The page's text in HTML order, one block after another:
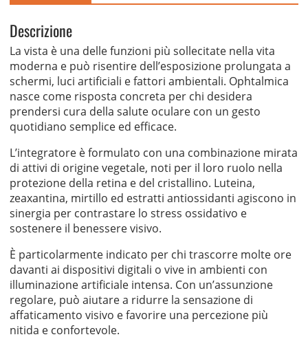
Descrizione
La vista è una delle funzioni più sollecitate nella vita
moderna e può risentire dell’esposizione prolungata a
schermi, luci artificiali e fattori ambientali. Ophtalmica
nasce come risposta concreta per chi desidera
prendersi cura della salute oculare con un gesto
quotidiano semplice ed efficace.
L’integratore è formulato con una combinazione mirata
di attivi di origine vegetale, noti per il loro ruolo nella
protezione della retina e del cristallino. Luteina,
zeaxantina, mirtillo ed estratti antiossidanti agiscono in
sinergia per contrastare lo stress ossidativo e
sostenere il benessere visivo.
È particolarmente indicato per chi trascorre molte ore
davanti ai dispositivi digitali o vive in ambienti con
illuminazione artificiale intensa. Con un’assunzione
regolare, può aiutare a ridurre la sensazione di
affaticamento visivo e favorire una percezione più
nitida e confortevole.